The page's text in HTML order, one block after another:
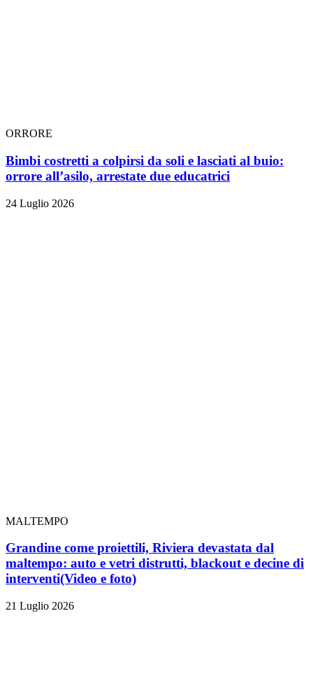
ORRORE
Bimbi costretti a colpirsi da soli e lasciati al buio:
orrore all’asilo, arrestate due educatrici
24 Luglio 2026
MALTEMPO
Grandine come proiettili, Riviera devastata dal
maltempo: auto e vetri distrutti, blackout e decine di
interventi(Video e foto)
21 Luglio 2026